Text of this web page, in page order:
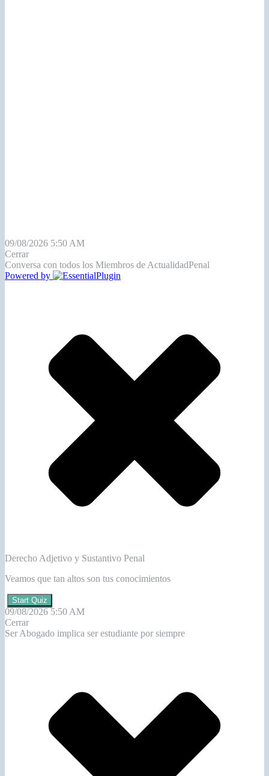
09/08/2026 5:50 AM
Cerrar
Conversa con todos los Miembros de ActualidadPenal
Powered by
Derecho Adjetivo y Sustantivo Penal
Veamos que tan altos son tus conocimientos
Start Quiz
09/08/2026 5:50 AM
Cerrar
Ser Abogado implica ser estudiante por siempre